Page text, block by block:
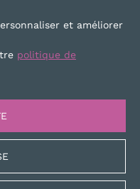
LÉGALES
et améliorer
politique de